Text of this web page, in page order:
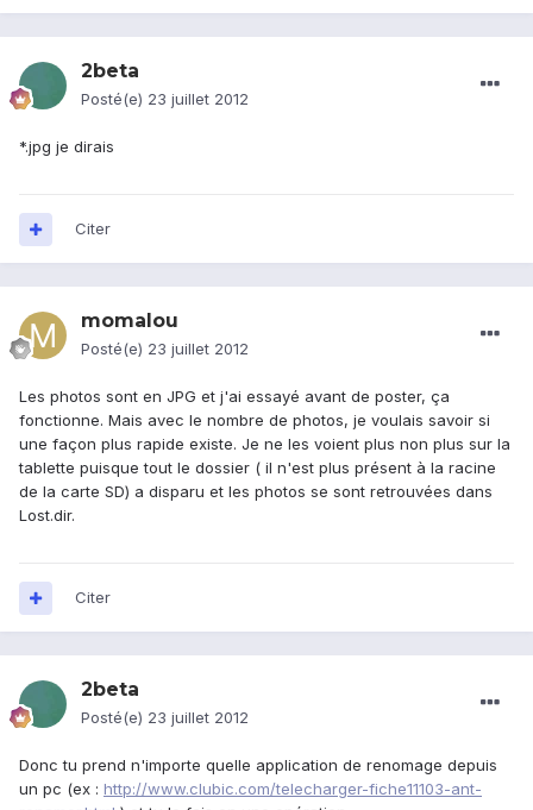
2beta
Posté(e) 23 juillet 2012
*.jpg je dirais
Citer
momalou
Posté(e) 23 juillet 2012
Les photos sont en JPG et j'ai essayé avant de poster, ça
fonctionne. Mais avec le nombre de photos, je voulais savoir si
une façon plus rapide existe. Je ne les voient plus non plus sur la
tablette puisque tout le dossier ( il n'est plus présent à la racine
de la carte SD) a disparu et les photos se sont retrouvées dans
Lost.dir.
Citer
2beta
Posté(e) 23 juillet 2012
Donc tu prend n'importe quelle application de renomage depuis
un pc (ex : http://www.clubic.com/telecharger-fiche11103-ant-